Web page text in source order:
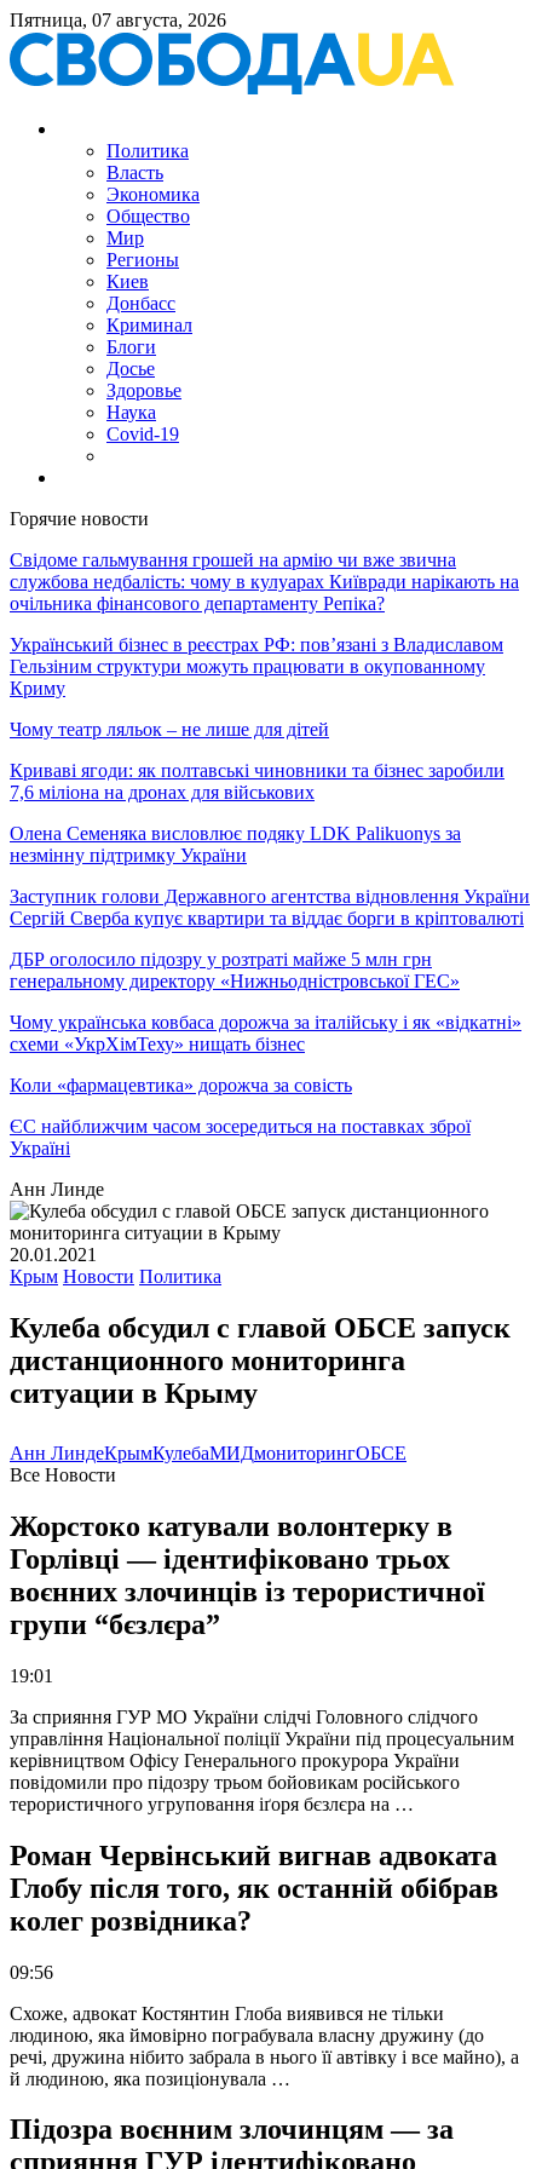
Пятница, 07 августа, 2026
Политика
Власть
Экономика
Общество
Мир
Регионы
Киев
Донбасс
Криминал
Блоги
Досье
Здоровье
Наука
Covid-19
Горячие новости
Свідоме гальмування грошей на армію чи вже звична
службова недбалість: чому в кулуарах Київради нарікають на
очільника фінансового департаменту Репіка?
Український бізнес в реєстрах РФ: пов’язані з Владиславом
Гельзіним структури можуть працювати в окупованному
Криму
Чому театр ляльок – не лише для дітей
Криваві ягоди: як полтавські чиновники та бізнес заробили
7,6 міліона на дронах для військових
Олена Семеняка висловлює подяку LDK Palikuonys за
незмінну підтримку України
Заступник голови Державного агентства відновлення України
Сергій Сверба купує квартири та віддає борги в кріптовалюті
ДБР оголосило підозру у розтраті майже 5 млн грн
генеральному директору «Нижньодністровської ГЕС»
Чому українська ковбаса дорожча за італійську і як «відкатні»
схеми «УкрХімТеху» нищать бізнес
Коли «фармацевтика» дорожча за совість
ЄС найближчим часом зосередиться на поставках зброї
Україні
Анн Линде
20.01.2021
Крым Новости Политика
Кулеба обсудил с главой ОБСЕ запуск
дистанционного мониторинга
ситуации в Крыму
Анн ЛиндеКрымКулебаМИДмониторингОБСЕ
Все Новости
Жорстоко катували волонтерку в
Горлівці — ідентифіковано трьох
воєнних злочинців із терористичної
групи “бєзлєра”
19:01
За сприяння ГУР МО України слідчі Головного слідчого
управління Національної поліції України під процесуальним
керівництвом Офісу Генерального прокурора України
повідомили про підозру трьом бойовикам російського
терористичного угруповання іґоря бєзлєра на …
Роман Червінський вигнав адвоката
Глобу після того, як останній обібрав
колег розвідника?
09:56
Схоже, адвокат Костянтин Глоба виявився не тільки
людиною, яка ймовірно пограбувала власну дружину (до
речі, дружина нібито забрала в нього її автівку і все майно), а
й людиною, яка позиціонувала …
Підозра воєнним злочинцям — за
сприяння ГУР ідентифіковано